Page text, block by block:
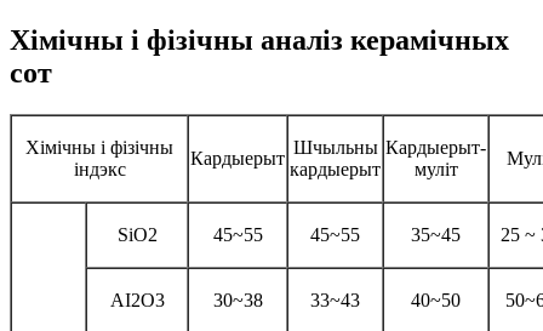
Хімічны і фізічны аналіз керамічных
сот
Хімічны і фізічны
індэкс
Кардыерыт
Шчыльны
кардыерыт
Кардыерыт-
муліт
SiO2 45~55 45~55 35~45 25 ~
AI2O3 30~38 33~43 40~50